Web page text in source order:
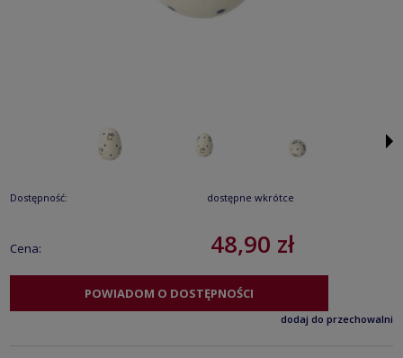
Dostępność: dostępne wkrótce
Cena: 48,90 zł
POWIADOM O DOSTĘPNOŚCI
dodaj do przechowalni